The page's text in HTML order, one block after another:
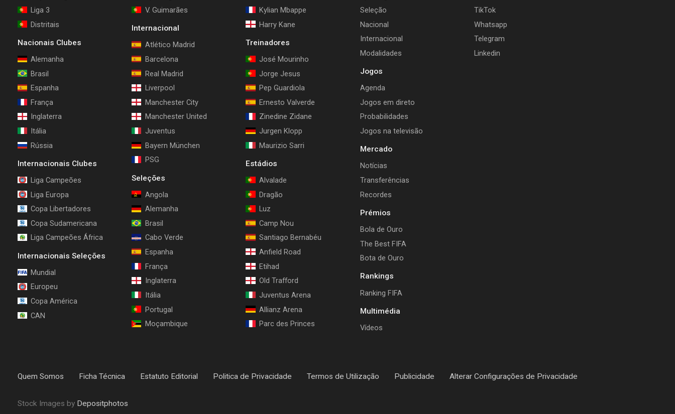
Liga 3
Distritais
Nacionais Clubes
Alemanha
Brasil
Espanha
França
Inglaterra
Itália
Rússia
Internacionais Clubes
Liga Campeões
Liga Europa
Copa Libertadores
Copa Sudamericana
Liga Campeões África
Internacionais Seleções
Mundial
Europeu
Copa América
CAN
V. Guimarães
Internacional
Atlético Madrid
Barcelona
Real Madrid
Liverpool
Manchester City
Manchester United
Juventus
Bayern München
PSG
Seleções
Angola
Alemanha
Brasil
Cabo Verde
Espanha
França
Inglaterra
Itália
Portugal
Moçambique
Kylian Mbappe
Harry Kane
Treinadores
José Mourinho
Jorge Jesus
Pep Guardiola
Ernesto Valverde
Zinedine Zidane
Jurgen Klopp
Maurizio Sarri
Estádios
Alvalade
Dragão
Luz
Camp Nou
Santiago Bernabéu
Anfield Road
Etihad
Old Trafford
Juventus Arena
Allianz Arena
Parc des Princes
Seleção
Nacional
Internacional
Modalidades
Jogos
Agenda
Jogos em direto
Probabilidades
Jogos na televisão
Mercado
Notícias
Transferências
Recordes
Prémios
Bola de Ouro
The Best FIFA
Bota de Ouro
Rankings
Ranking FIFA
Multimédia
Vídeos
TikTok
Whatsapp
Telegram
Linkedin
Quem Somos Ficha Técnica Estatuto Editorial Politica de Privacidade Termos de Utilização Publicidade Alterar Configurações de Privacidade
Stock Images by Depositphotos